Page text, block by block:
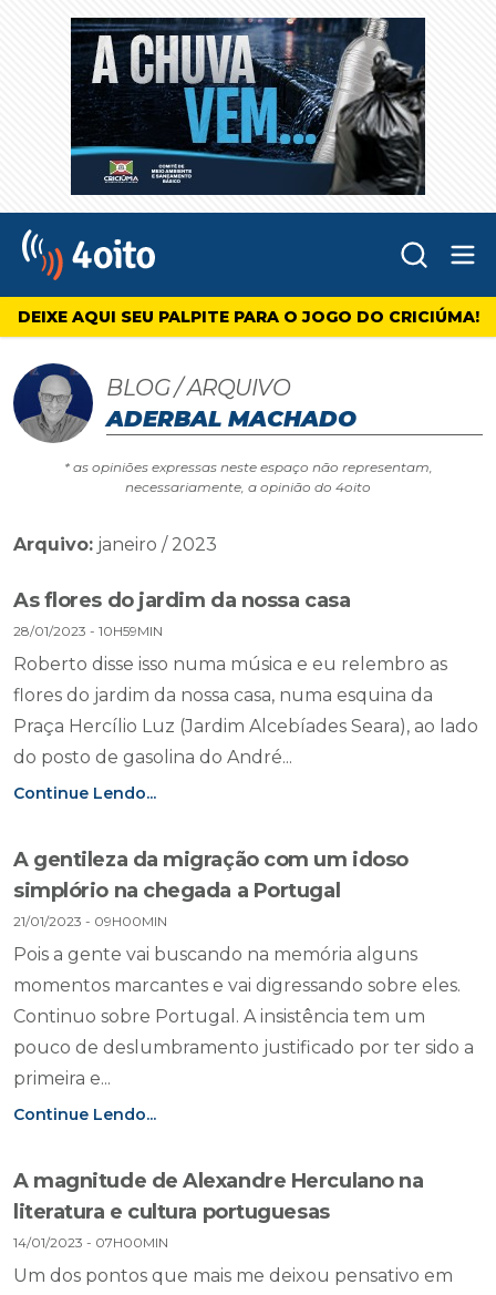
4oito
DEIXE AQUI SEU PALPITE PARA O JOGO DO CRICIÚMA!
BLOG / ARQUIVO
ADERBAL MACHADO
* as opiniões expressas neste espaço não representam,
necessariamente, a opinião do 4oito
Arquivo: janeiro / 2023
As flores do jardim da nossa casa
28/01/2023 - 10H59MIN
Roberto disse isso numa música e eu relembro as
flores do jardim da nossa casa, numa esquina da
Praça Hercílio Luz (Jardim Alcebíades Seara), ao lado
do posto de gasolina do André...
Continue Lendo...
A gentileza da migração com um idoso
simplório na chegada a Portugal
21/01/2023 - 09H00MIN
Pois a gente vai buscando na memória alguns
momentos marcantes e vai digressando sobre eles.
Continuo sobre Portugal. A insistência tem um
pouco de deslumbramento justificado por ter sido a
primeira e...
Continue Lendo...
A magnitude de Alexandre Herculano na
literatura e cultura portuguesas
14/01/2023 - 07H00MIN
Um dos pontos que mais me deixou pensativo em